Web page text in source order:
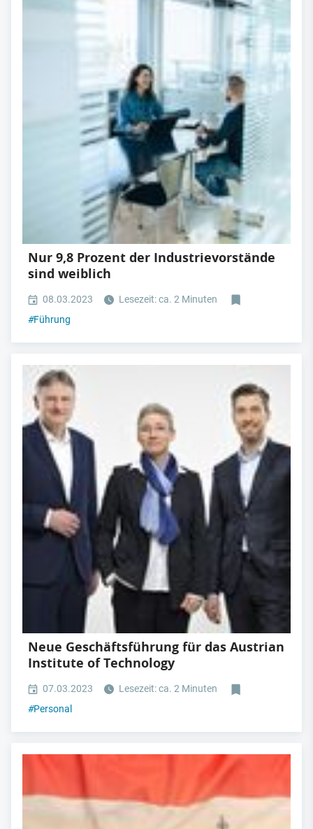
Nur 9,8 Prozent der Industrievorstände
sind weiblich
08.03.2023
Lesezeit: ca. 2 Minuten
#Führung
Neue Geschäftsführung für das Austrian
Institute of Technology
07.03.2023
Lesezeit: ca. 2 Minuten
#Personal